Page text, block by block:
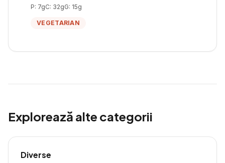
P: 7gC: 32gG: 15g
VEGETARIAN
Explorează alte categorii
Diverse